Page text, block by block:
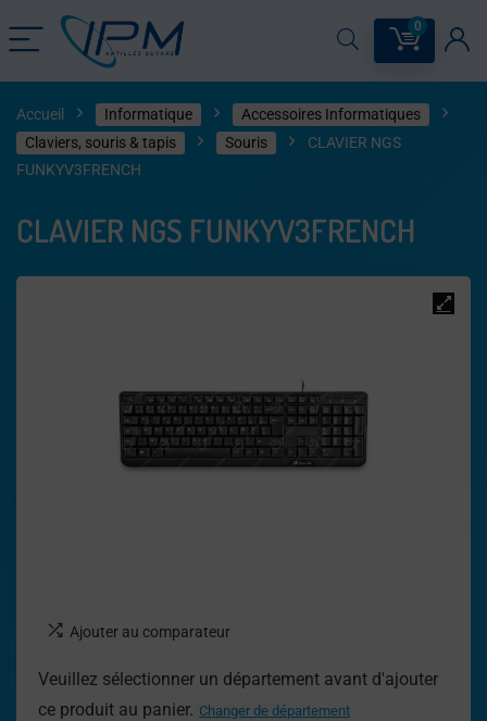
0
Accueil Informatique
Accessoires Informatiques
Claviers, souris & tapis​
Souris
CLAVIER NGS
FUNKYV3FRENCH
CLAVIER NGS FUNKYV3FRENCH
Ajouter au comparateur
Veuillez sélectionner un département avant d'ajouter
ce produit au panier. Changer de département